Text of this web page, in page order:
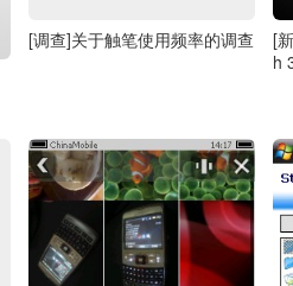
[调查]关于触笔使用频率的调查
[
h